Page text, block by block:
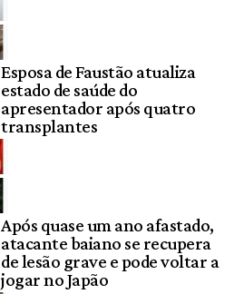
Esposa de Faustão atualiza
estado de saúde do
apresentador após quatro
transplantes
Após quase um ano afastado,
atacante baiano se recupera
de lesão grave e pode voltar a
jogar no Japão